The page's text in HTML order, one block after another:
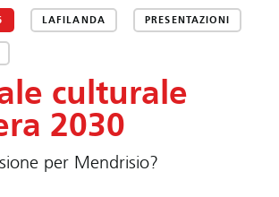
LAFILANDA PRESENTAZIONI
culturale
2030
per Mendrisio?